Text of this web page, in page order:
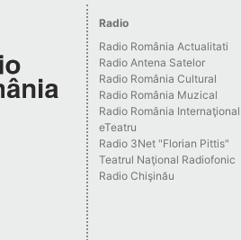
Radio
Radio România Actualitati
Radio Antena Satelor
Radio România Cultural
Radio România Muzical
Radio România Internaţional
eTeatru
Radio 3Net "Florian Pittis"
Teatrul Naţional Radiofonic
Radio Chişinău